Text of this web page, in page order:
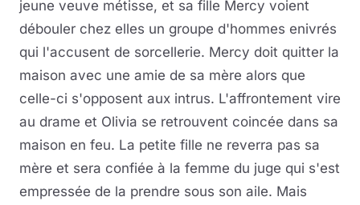
jeune veuve métisse, et sa fille Mercy voient
débouler chez elles un groupe d'hommes enivrés
qui l'accusent de sorcellerie. Mercy doit quitter la
maison avec une amie de sa mère alors que
celle-ci s'opposent aux intrus. L'affrontement vire
au drame et Olivia se retrouvent coincée dans sa
maison en feu. La petite fille ne reverra pas sa
mère et sera confiée à la femme du juge qui s'est
empressée de la prendre sous son aile. Mais